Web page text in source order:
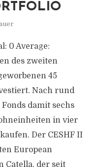
0 Average:
des zweiten
45
Nach rund
damit sechs
in vier
Der CESHF II
European
Catella, der seit